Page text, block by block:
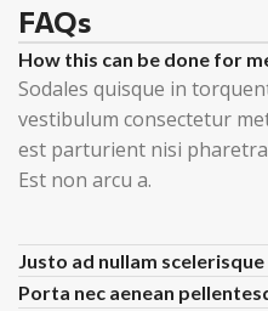
FAQs
How this can be done for
Sodales quisque in
vestibulum consectetur
est parturient nisi
Est non arcu a.
Justo ad nullam
Porta nec aenean